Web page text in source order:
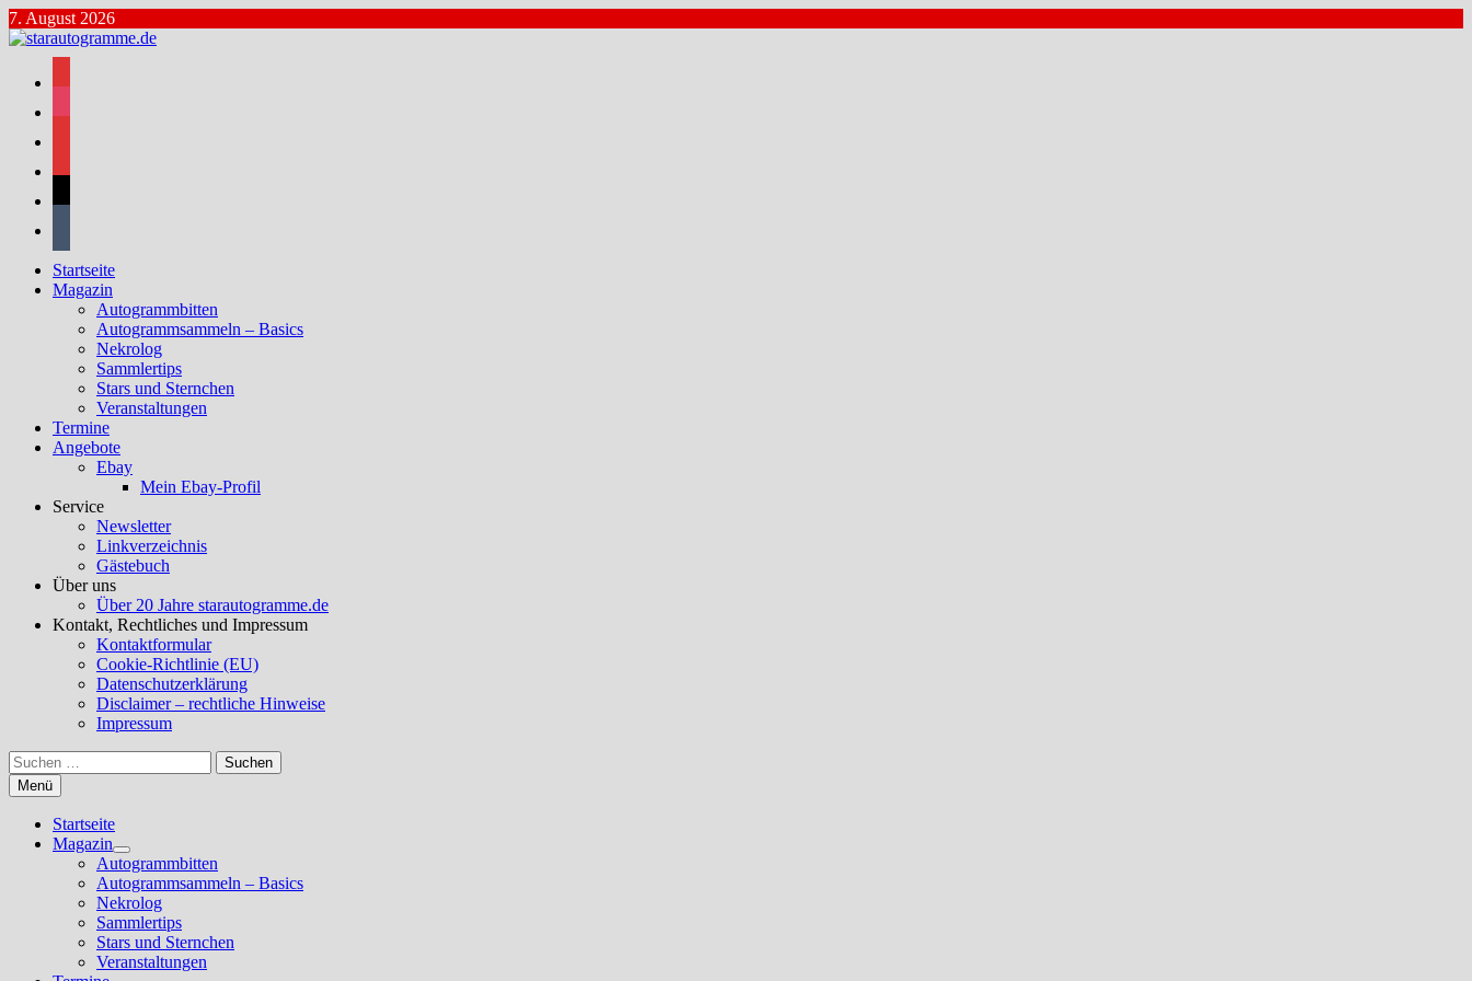
Zum
Inhalt
springen
7. August 2026
Startseite
Magazin
Autogrammbitten
Autogrammsammeln – Basics
Nekrolog
Sammlertips
Stars und Sternchen
Veranstaltungen
Termine
Angebote
Ebay
Mein Ebay-Profil
Service
Newsletter
Linkverzeichnis
Gästebuch
Über uns
Über 20 Jahre starautogramme.de
Kontakt, Rechtliches und Impressum
Kontaktformular
Cookie-Richtlinie (EU)
Datenschutzerklärung
Disclaimer – rechtliche Hinweise
Impressum
Suchen
nach:
Menü
Startseite
Magazin
Untermenü
anzeigen
Autogrammbitten
Autogrammsammeln – Basics
Nekrolog
Sammlertips
Stars und Sternchen
Veranstaltungen